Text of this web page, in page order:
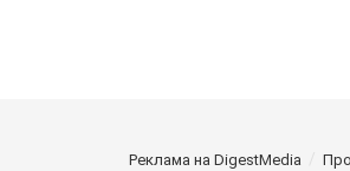
Реклама на DigestMedia